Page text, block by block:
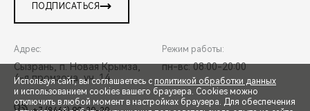
ПОДПИСАТЬСЯ
Адрес:
Сызрань, п. Новая Крымза,
4-я промзона, уч. 14
Режим работы:
пн-вс: 08:00-20:00
Используя сайт, вы соглашаетесь с политикой обработки данных
и использованием cookies вашего браузера. Cookies можно
отключить в любой момент в настройках браузера. Для обеспечения